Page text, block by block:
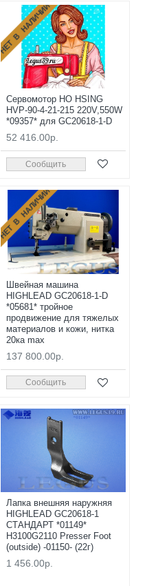
НЕТ В НАЛИЧИИ
Сервомотор HO HSING
HVP-90-4-21-215 220V,550W
*09357* для GC20618-1-D
52 416.00р.
Сообщить
НЕТ В НАЛИЧИИ
Швейная машина
HIGHLEAD GC20618-1-D
*05681* тройное
продвижение для тяжелых
материалов и кожи, нитка
20ка max
137 800.00р.
Сообщить
Лапка внешняя наружняя
HIGHLEAD GC20618-1
СТАНДАРТ *01149*
H3100G2110 Presser Foot
(outside) -01150- (22г)
1 456.00р.